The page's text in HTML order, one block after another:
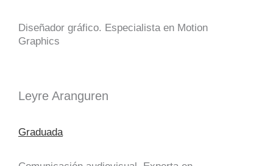
Diseñador gráfico. Especialista en Motion
Graphics
Leyre Aranguren
Graduada